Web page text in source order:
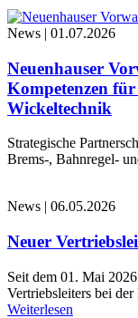
News | 01.07.2026
Neuenhauser
Kompetenzen
Wickeltechnik
Strategische
Brems-, Bahnregel-
News | 06.05.2026
Neuer
Seit dem 01. Mai
Vertriebsleiters bei
Weiterlesen